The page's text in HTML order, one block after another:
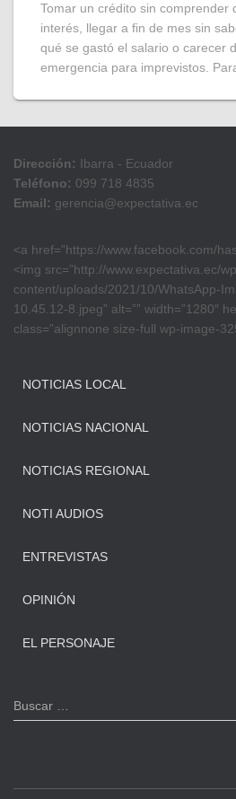
Tomar un crédito sin comprender
interés, llegar a fin de mes sin
qué se gastó el salario o carecer
emergencia para imprevistos.
Dirección: Ibarra - Ecuador
Teléfono: 099 718 4835
Email: gerencia@expectativa.ec
<a href=”https://www.facebook.com/
<img src=”http://www.expectativa.ec/
content/uploads/2021/10/WhatsApp-
10.45.12-8.jpeg” alt=”” width=”1280″
class=”alignnone size-full wp-image-
NOTICIAS LOCAL
NOTICIAS NACIONAL
NOTICIAS REGIONAL
NOTI AUDIOS
ENTREVISTAS
OPINIÓN
EL PERSONAJE
B
u
Buscar …